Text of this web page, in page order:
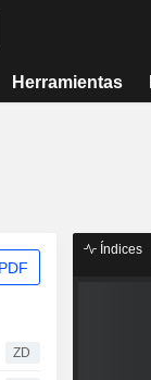
Herramientas
ZD
Índices